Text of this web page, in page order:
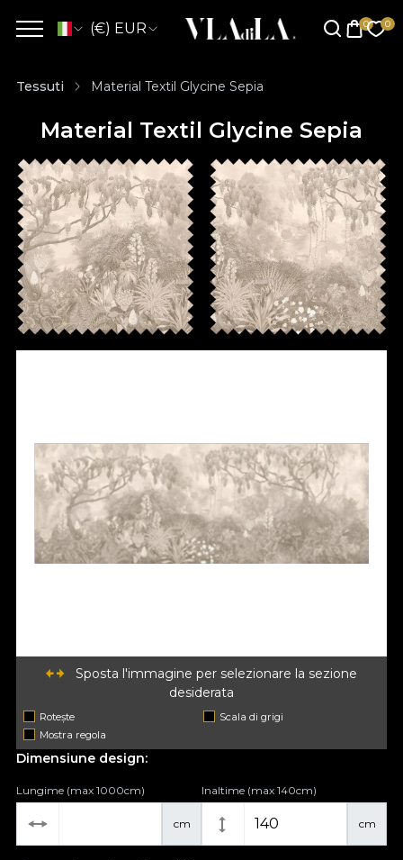
(€) EUR
Tessuti Material Textil Glycine Sepia
Material Textil Glycine Sepia
Sposta l'immagine per selezionare la sezione
desiderata
Rotește
Scala di grigi
Mostra regola
Dimensiune design:
cm
Lungime (max 1000cm)
cm
Inaltime (max 140cm)